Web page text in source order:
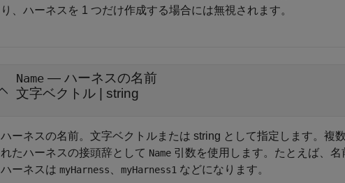
り、ハーネスを 1 つだけ作成する場合には無視されます。
Name — ハーネスの名前
文字ベクトル
string
ハーネスの名前。文字ベクトルまたは string として指定します。複
れたハーネスの接頭辞として Name 引数を使用します。たとえば、名
ハーネスは myHarness myHarness1 などになります。